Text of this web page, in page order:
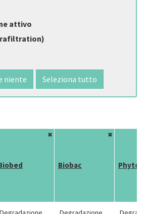
attivo
niente Seleziona tutto
✖
Biobac
✖